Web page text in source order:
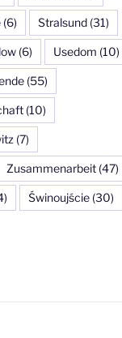
(6) Stralsund(31)
(6) Usedom (10)
(55)
(10)
(7)
Zusammenarbeit(47)
Świnoujście(30)